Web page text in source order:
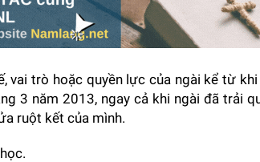
vai trò hoặc quyền lực của ngài kể từ
3 năm 2013, ngay cả khi ngài đã trải
ruột kết của mình.